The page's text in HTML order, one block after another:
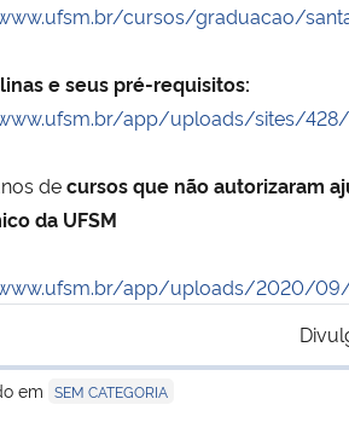
cursos/graduacao/
e seus pré-requisitos:
app/uploads/sites/428/
decursos que não autorizaram
da UFSM
app/uploads/2020/09/
em SEM CATEGORIA